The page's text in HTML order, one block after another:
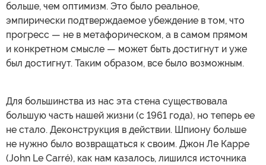
больше, чем оптимизм. Это было реальное,
эмпирически подтверждаемое убеждение в том, что
прогресс — не в метафорическом, а в самом прямом
и конкретном смысле — может быть достигнут и уже
был достигнут. Таким образом, все было возможным.
Для большинства из нас эта стена существовала
большую часть нашей жизни (с 1961 года), но теперь ее
не стало. Деконструкция в действии. Шпиону больше
не нужно было возвращаться к своим. Джон Ле Карре
(John Le Carré), как нам казалось, лишился источника